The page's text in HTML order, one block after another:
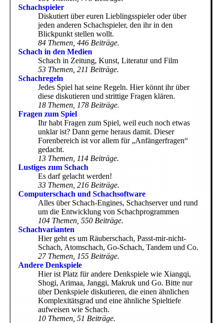
Schachspieler
Diskutiert über euren Lieblingsspieler oder über
jeden anderen Schachspieler, den ihr in den
Blickpunkt stellen wollt.
84 Themen, 446 Beiträge.
Schach in den Medien
Schach in Zeitung, Kunst, Literatur und Film
53 Themen, 211 Beiträge.
Schachregeln
Jedes Spiel hat seine Regeln. Hier könnt ihr über
diese diskutieren und strittige Fragen klären.
18 Themen, 178 Beiträge.
Fragen zum Spiel
Ihr habt Fragen zum Spiel, weil euch noch etwas
unklar ist? Dann gerne heraus damit. Dieser
Forenbereich ist vor allem für „Anfängerfragen“
gedacht.
13 Themen, 114 Beiträge.
Lustiges zum Schach
Es darf gelacht werden!
33 Themen, 216 Beiträge.
Computerschach und Schachsoftware
Alles über Schach-Engines, Schachserver und rund
um die Entwicklung von Schachprogrammen
104 Themen, 550 Beiträge.
Schachvarianten
Hier geht es um Räuberschach, Passt-mir-nicht-
Schach, Atomschach, Go-Schach, Tandem und Co.
27 Themen, 155 Beiträge.
Andere Denkspiele
Hier ist Platz für andere Denkspiele wie Xiangqi,
Shogi, Arimaa, Janggi, Makruk und Go. Bitte nur
über Denkspiele diskutieren, die einen ähnlichen
Komplexitätsgrad und eine ähnliche Spieltiefe
aufweisen wie Schach.
10 Themen, 51 Beiträge.